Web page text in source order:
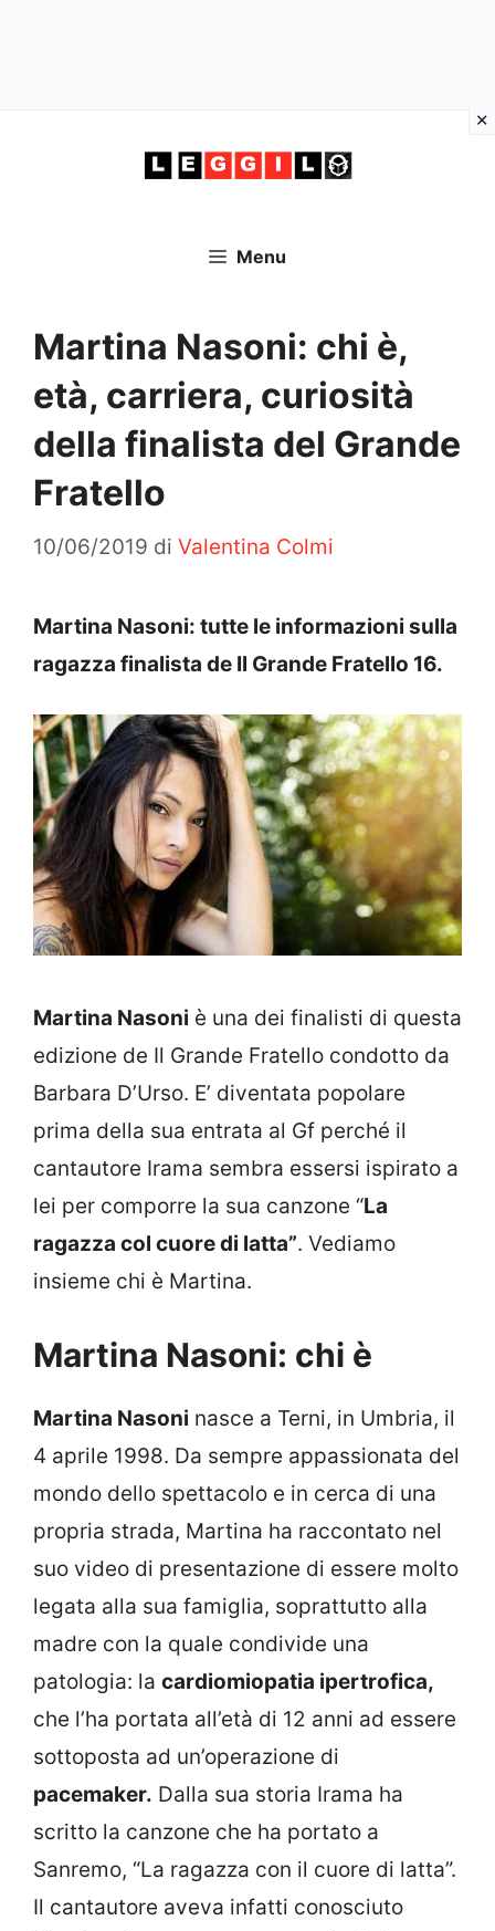
Menu
Martina Nasoni: chi è,
età, carriera, curiosità
della finalista del Grande
Fratello
10/06/2019 di Valentina Colmi
Martina Nasoni: tutte le informazioni sulla
ragazza finalista de Il Grande Fratello 16.
Martina Nasoni è una dei finalisti di questa
edizione de Il Grande Fratello condotto da
Barbara D’Urso. E’ diventata popolare
prima della sua entrata al Gf perché il
cantautore Irama sembra essersi ispirato a
lei per comporre la sua canzone “La
ragazza col cuore di latta”. Vediamo
insieme chi è Martina.
Martina Nasoni: chi è
Martina Nasoni nasce a Terni, in Umbria, il
4 aprile 1998. Da sempre appassionata del
mondo dello spettacolo e in cerca di una
propria strada, Martina ha raccontato nel
suo video di presentazione di essere molto
legata alla sua famiglia, soprattutto alla
madre con la quale condivide una
patologia: la cardiomiopatia ipertrofica,
che l’ha portata all’età di 12 anni ad essere
sottoposta ad un’operazione di
pacemaker. Dalla sua storia Irama ha
scritto la canzone che ha portato a
Sanremo, “La ragazza con il cuore di latta”.
Il cantautore aveva infatti conosciuto